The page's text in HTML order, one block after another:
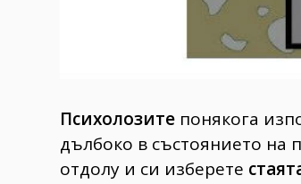
Психолозите понякога
дълбоко в състоянието на
отдолу и си изберете